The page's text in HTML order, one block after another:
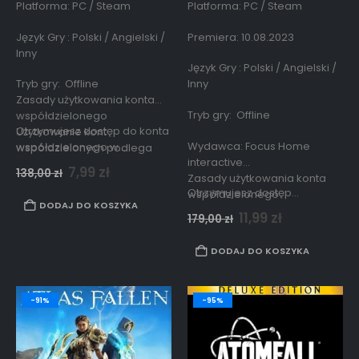
Platforma: PC / Steam
Język Gry : Polski / Angielski /
Inny
Tryb gry: Offline
Zasady użytkowania konta
współdzielonego
Użytkowanie kont
współdzielonych podlega
zasadom opisanym
wregulaminie strony.
Otrzymujesz dostęp do konta
współdzielonego w…
138,00zł 7,99 zł
DODAJ DO KOSZYKA
Platforma: PC / Steam
Premiera: 10.08.2023
Język Gry : Polski / Angielski /
Inny
Tryb gry: Offline
Wydawca: Focus Home
interactive
Zasady użytkowania konta
współdzielonego
Użytkowanie kont
współdzielonych podlega
zasadom opisanym
wregulaminie strony.
Otrzymujesz dostęp…
179,00zł 11,99 zł
DODAJ DO KOSZYKA
-91% -95%